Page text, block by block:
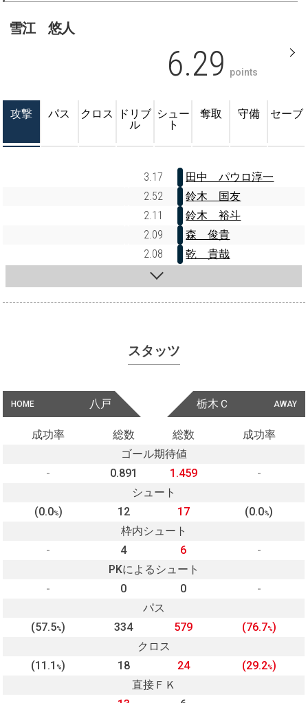
雪江 悠人
6.29 points
攻撃 パス クロス
ドリブ
ル
シュー
ト
奪取 守備 セーブ
3.17
田中 パウロ淳一
2.52
鈴木 国友
2.11
鈴木 裕斗
2.09
森 俊貴
2.08
乾 貴哉
スタッツ
HOME 八戸 AWAY
栃木Ｃ
成功率 総数 総数
成功率
ゴール期待値
-
0.891 1.459
-
シュート
(0.0%) 12 17 (0.0%)
枠内シュート
-
4 6
-
PKによるシュート
-
0 0
-
パス
(57.5%) 334 579 (76.7%)
クロス
(11.1%) 18 24 (29.2%)
直接ＦＫ